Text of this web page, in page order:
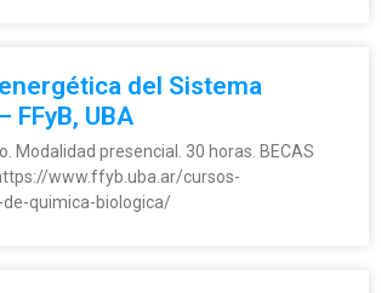
del Sistema
FFyB, UBA
Modalidad presencial. 30 horas. BECAS
https://www.ffyb.uba.ar/cursos-
quimica-biologica/